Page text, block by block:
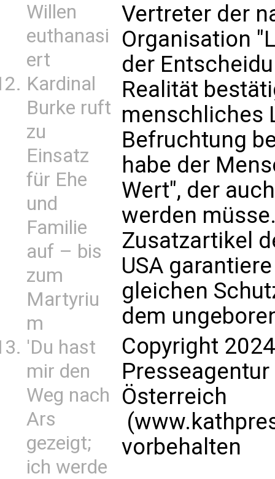
Willen
euthanasi
ert
Kardinal
Burke ruft
zu
Einsatz
für Ehe
und
Familie
auf – bis
zum
Martyriu
m
'Du hast
mir den
Weg nach
Ars
gezeigt;
ich werde
Vertreter der
Organisation
der
Realität
menschliches
Befruchtung
habe der
Wert", der
werden
Zusatzartikel
USA
gleichen
dem
Copyright
Presseagentur
Österreich
vorbehalten